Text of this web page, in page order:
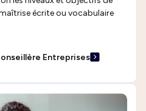
écrite ou vocabulaire
Entreprises